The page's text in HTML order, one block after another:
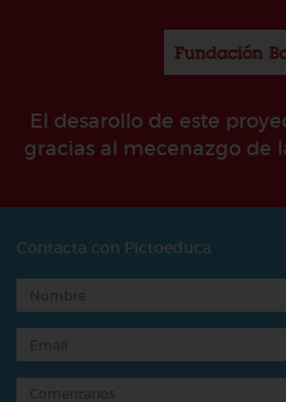
El desarollo de este
gracias al mecenazgo de
Contacta con Pictoeduca